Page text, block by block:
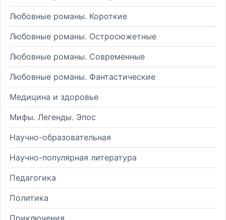
Любовные романы. Короткие
Любовные романы. Остросюжетные
Любовные романы. Современные
Любовные романы. Фантастические
Медицина и здоровье
Мифы. Легенды. Эпос
Научно-образовательная
Научно-популярная литература
Педагогика
Политика
Приключения